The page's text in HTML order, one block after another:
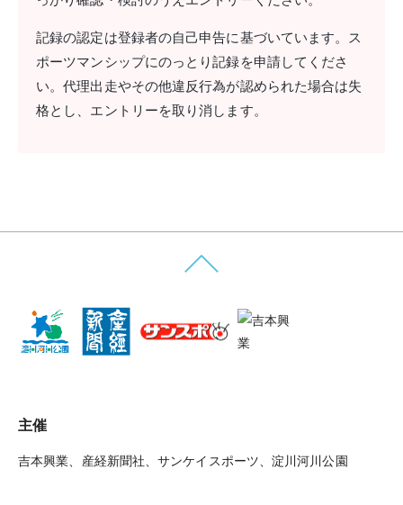
記録の認定は登録者の自己申告に基づいています。ス
ポーツマンシップにのっとり記録を申請してくださ
い。代理出走やその他違反行為が認められた場合は失
格とし、エントリーを取り消します。
主催
吉本興業、産経新聞社、サンケイスポーツ、淀川河川公園